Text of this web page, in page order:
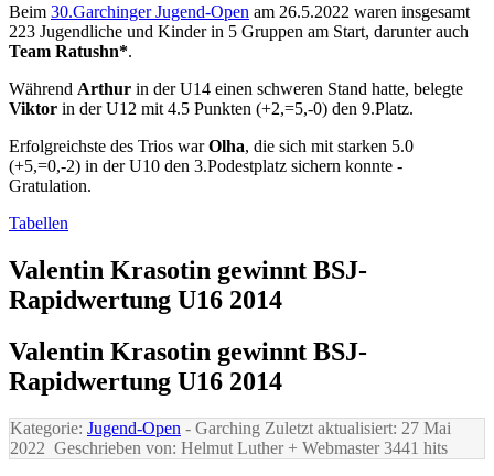
Beim 30.Garchinger Jugend-Open am 26.5.2022 waren insgesamt
223 Jugendliche und Kinder in 5 Gruppen am Start, darunter auch
Team Ratushn*.
Während Arthur in der U14 einen schweren Stand hatte, belegte
Viktor in der U12 mit 4.5 Punkten (+2,=5,-0) den 9.Platz.
Erfolgreichste des Trios warOlha, die sich mit starken 5.0
(+5,=0,-2) in der U10 den 3.Podestplatz sichern konnte -
Gratulation.
Tabellen
Valentin Krasotin gewinnt BSJ-
Rapidwertung U16 2014
Valentin Krasotin gewinnt BSJ-
Rapidwertung U16 2014
Kategorie: Jugend-Open - Garching Zuletzt aktualisiert: 27 Mai
2022 Geschrieben von: Helmut Luther + Webmaster3441 hits